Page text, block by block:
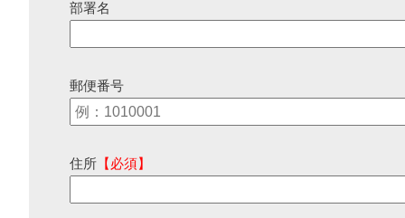
部署名
郵便番号
住所 【必須】